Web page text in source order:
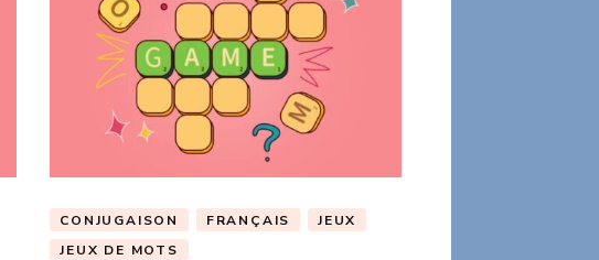
CONJUGAISON FRANÇAIS
JEUX
JEUX DE MOTS